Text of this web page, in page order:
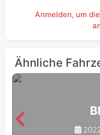
Anmelden, um
Ähnliche